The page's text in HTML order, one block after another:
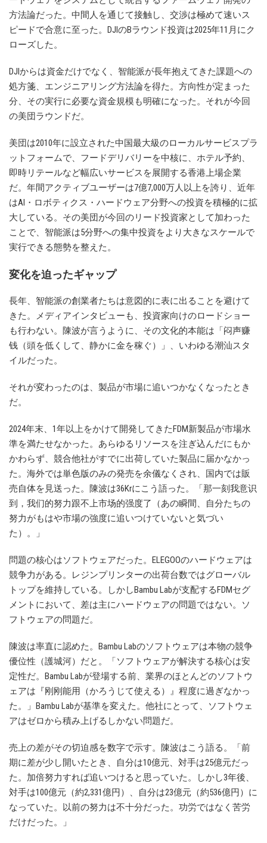
方法論だった。中間人を通じて接触し、交渉は極めて速いス
ピードで合意に至った。DJIのBラウンド投資は2025年11月にク
ローズした。
DJIからは資金だけでなく、智能派が長年抱えてきた課題への
処方箋、エンジニアリング方法論を得た。方向性が定まった
分、その実行に必要な資金規模も明確になった。それが今回
の美団ラウンドだ。
美団は2010年に設立された中国最大級のローカルサービスプラ
ットフォームで、フードデリバリーを中核に、ホテル予約、
即時リテールなど幅広いサービスを展開する香港上場企業
だ。年間アクティブユーザーは7億7,000万人以上を誇り、近年
はAI・ロボティクス・ハードウェア分野への投資を積極的に拡
大している。その美団が今回のリード投資家として加わった
ことで、智能派は5分野への集中投資をより大きなスケールで
実行できる態勢を整えた。
変化を迫ったギャップ
長年、智能派の創業者たちは意図的に表に出ることを避けて
きた。メディアインタビューも、投資家向けのロードショー
も行わない。陳波が言うように、その文化的本能は「闷声赚
钱（頭を低くして、静かに金を稼ぐ）」、いわゆる潮汕スタ
イルだった。
それが変わったのは、製品が市場に追いつかなくなったとき
だ。
2024年末、1年以上をかけて開発してきたFDM新製品が市場水
準を満たせなかった。あらゆるリソースを注ぎ込んだにもか
かわらず、競合他社がすでに出荷していた製品に届かなかっ
た。海外では単色版のみの発売を余儀なくされ、国内では販
売自体を見送った。陳波は36Krにこう語った。「那一刻我意识
到，我们的努力跟不上市场的强度了（あの瞬間、自分たちの
努力がもはや市場の強度に追いつけていないと気づい
た）。」
問題の核心はソフトウェアだった。ELEGOOのハードウェアは
競争力がある。レジンプリンターの出荷台数ではグローバル
トップを維持している。しかしBambu Labが支配するFDMセグ
メントにおいて、差は主にハードウェアの問題ではない。ソ
フトウェアの問題だ。
陳波は率直に認めた。Bambu Labのソフトウェアは本物の競争
優位性（護城河）だと。「ソフトウェアが解決する核心は安
定性だ。Bambu Labが登場する前、業界のほとんどのソフトウ
ェアは『刚刚能用（かろうじて使える）』程度に過ぎなかっ
た。」Bambu Labが基準を変えた。他社にとって、ソフトウェ
アはゼロから積み上げるしかない問題だ。
売上の差がその切迫感を数字で示す。陳波はこう語る。「前
期に差が少し開いたとき、自分は10億元、対手は25億元だっ
た。加倍努力すれば追いつけると思っていた。しかし3年後、
対手は100億元（約2,331億円）、自分は23億元（約536億円）に
なっていた。以前の努力は不十分だった。功労ではなく苦労
だけだった。」